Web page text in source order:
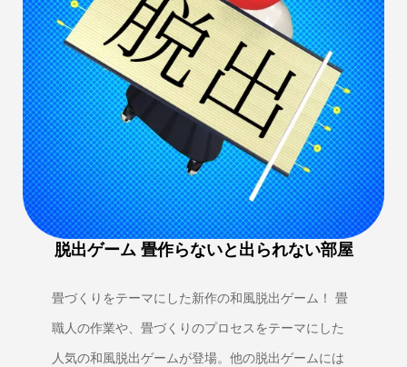
脱出ゲーム 畳作らないと出られない部屋
畳づくりをテーマにした新作の和風脱出ゲーム！ 畳
職人の作業や、畳づくりのプロセスをテーマにした
人気の和風脱出ゲームが登場。他の脱出ゲームには